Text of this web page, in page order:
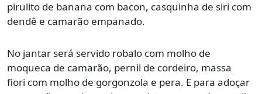
pirulito de banana com bacon, casquinha de siri com
dendê e camarão empanado.
No jantar será servido robalo com molho de
moqueca de camarão, pernil de cordeiro, massa
fiori com molho de gorgonzola e pera. E para adoçar